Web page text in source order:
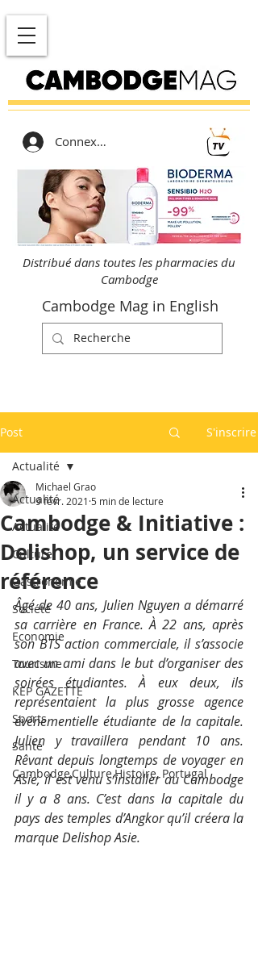
Connexion
Distribué dans toutes les pharmacies du
Cambodge
Cambodge Mag in English
Post S'inscrire
Actualité
Actualité
Culture
Gastronomie
Société
Economie
Tourisme
KEP GAZETTE
Sports
Santé
Cambodge,Culture,Histoire, Portugal
Actualité
Cambodge & Initiative :
Delishop, un service de
référence
Michael Grao
9 févr. 2021 5 min de lecture
Âgé de 40 ans, Julien Nguyen a démarré
sa carrière en France. À 22 ans, après
son BTS action commerciale, il s’associe
avec un ami dans le but d’organiser des
soirées étudiantes. À eux deux, ils
représentaient la plus grosse agence
événementielle étudiante de la capitale.
Julien y travaillera pendant 10 ans.
Rêvant depuis longtemps de voyager en
Asie, il est venu s’installer au Cambodge
il y a 8 ans. C’est dans la capitale du
pays des temples d’Angkor qu’il créera la
marque Delishop Asie.